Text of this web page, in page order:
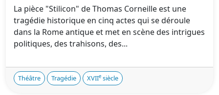
La pièce "Stilicon" de Thomas Corneille est une
tragédie historique en cinq actes qui se déroule
dans la Rome antique et met en scène des intrigues
politiques, des trahisons, des...
Théâtre Tragédie XVIIe siècle